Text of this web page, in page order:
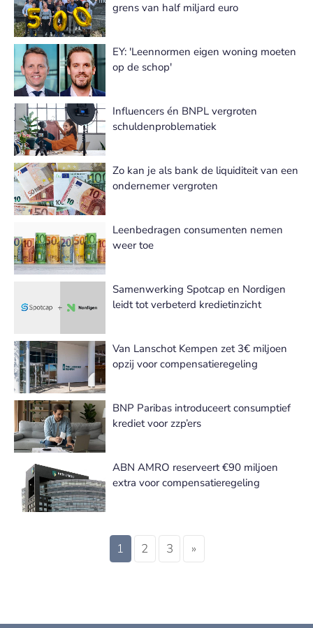
grens van half miljard euro
EY: 'Leennormen eigen woning moeten
op de schop'
Influencers én BNPL vergroten
schuldenproblematiek
Zo kan je als bank de liquiditeit van een
ondernemer vergroten
Leenbedragen consumenten nemen
weer toe
Samenwerking Spotcap en Nordigen
leidt tot verbeterd kredietinzicht
Van Lanschot Kempen zet 3€ miljoen
opzij voor compensatieregeling
BNP Paribas introduceert consumptief
krediet voor zzp’ers
ABN AMRO reserveert €90 miljoen
extra voor compensatieregeling
1 2 3 »